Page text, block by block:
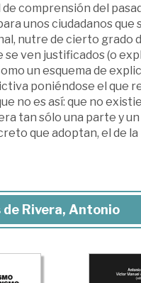
comprensión del
unos ciudadanos
nutre de cierto grado
ven justificados (o
un esquema de
poniéndose el que
no es así: que no
tan sólo una parte y
que adoptan, el de
Rivera, Antonio